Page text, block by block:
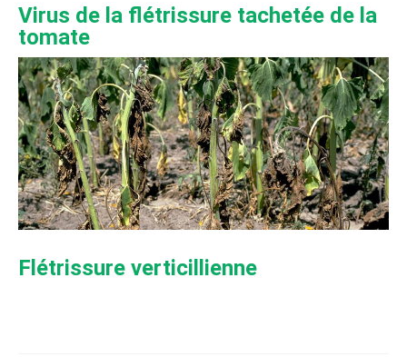
Virus de la flétrissure tachetée de la
tomate
Flétrissure verticillienne